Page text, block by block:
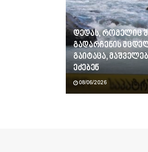
დედას, რომელიც
გადარჩენის
გაიტაცა,
ეძებენ
08/06/2026